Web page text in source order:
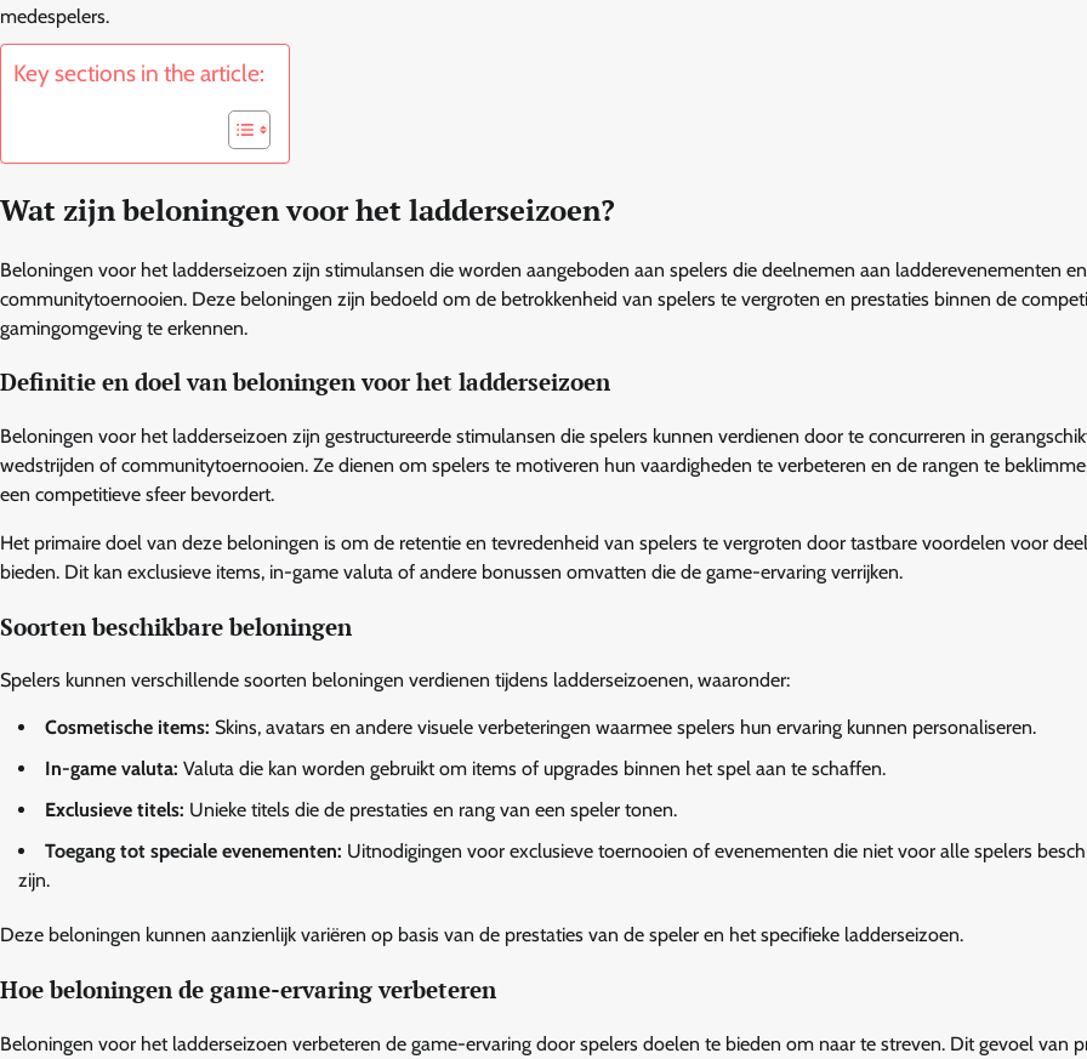
medespelers.
Key sections in the article:
Wat zijn beloningen voor het ladderseizoen?
Beloningen voor het ladderseizoen zijn stimulansen die worden aangeboden aan spelers die deelnemen aan ladderevenementen en
communitytoernooien. Deze beloningen zijn bedoeld om de betrokkenheid van spelers te vergroten en prestaties binnen de
gamingomgeving te erkennen.
Definitie en doel van beloningen voor het ladderseizoen
Beloningen voor het ladderseizoen zijn gestructureerde stimulansen die spelers kunnen verdienen door te concurreren in
wedstrijden of communitytoernooien. Ze dienen om spelers te motiveren hun vaardigheden te verbeteren en de rangen te
een competitieve sfeer bevordert.
Het primaire doel van deze beloningen is om de retentie en tevredenheid van spelers te vergroten door tastbare voordelen voor
bieden. Dit kan exclusieve items, in-game valuta of andere bonussen omvatten die de game-ervaring verrijken.
Soorten beschikbare beloningen
Spelers kunnen verschillende soorten beloningen verdienen tijdens ladderseizoenen, waaronder:
Cosmetische items: Skins, avatars en andere visuele verbeteringen waarmee spelers hun ervaring kunnen personaliseren.
In-game valuta: Valuta die kan worden gebruikt om items of upgrades binnen het spel aan te schaffen.
Exclusieve titels: Unieke titels die de prestaties en rang van een speler tonen.
Toegang tot speciale evenementen: Uitnodigingen voor exclusieve toernooien of evenementen die niet voor alle spelers
zijn.
Deze beloningen kunnen aanzienlijk variëren op basis van de prestaties van de speler en het specifieke ladderseizoen.
Hoe beloningen de game-ervaring verbeteren
Beloningen voor het ladderseizoen verbeteren de game-ervaring door spelers doelen te bieden om naar te streven. Dit gevoel van